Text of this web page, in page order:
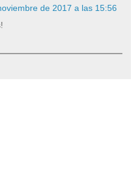
de 2017 a las 15:56